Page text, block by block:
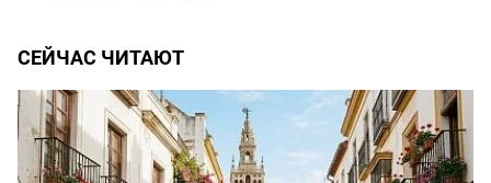
СЕЙЧАС ЧИТАЮТ